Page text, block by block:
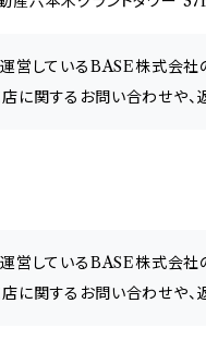
営しているBASE株式会社
に関するお問い合わせや、
営しているBASE株式会社
に関するお問い合わせや、